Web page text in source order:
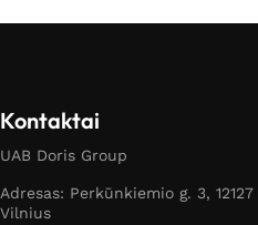
Kontaktai
UAB Doris Group
Adresas: Perkūnkiemio g. 3, 12127
Vilnius